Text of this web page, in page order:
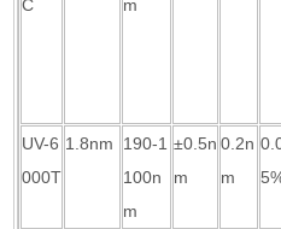
C
m
UV-6
000T
1.8nm
190-1
100n
m
±0.5n
m
0.2n
m